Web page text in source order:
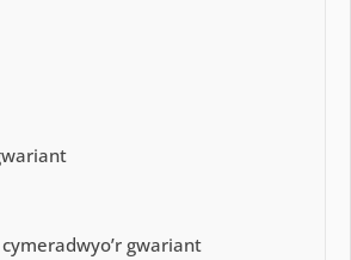
cymeradwyo’r gwariant